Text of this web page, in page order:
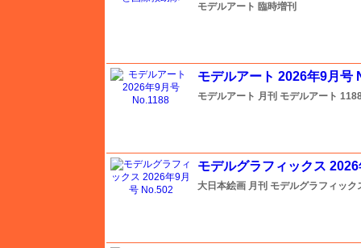
モデルアート 臨時増刊
モデルアート 2026年9月号
モデルアート 月刊 モデルアート
モデルグラフィックス
大日本絵画 月刊 モデルグラフィック
アルパイン
イカロス出版